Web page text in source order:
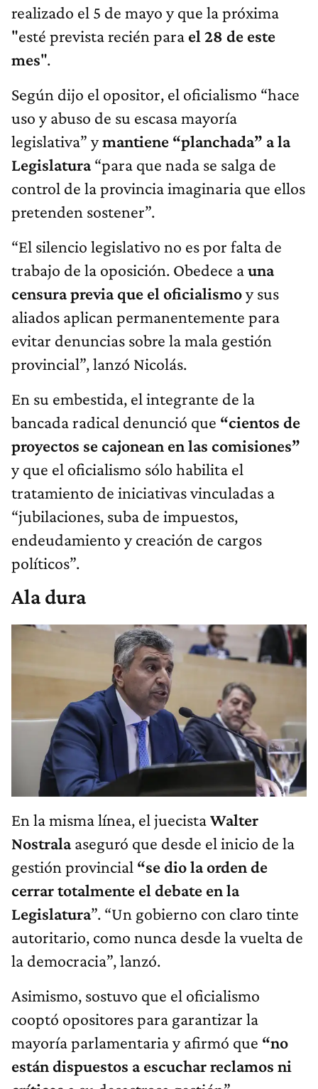
realizado el 5 de mayo y que la próxima
"esté prevista recién para el 28 de este
mes".
Según dijo el opositor, el oficialismo “hace
uso y abuso de su escasa mayoría
legislativa” ymantiene “planchada” a la
Legislatura“para que nada se salga de
control de la provincia imaginaria que ellos
pretenden sostener”.
“El silencio legislativo no es por falta de
trabajo de la oposición. Obedece auna
censura previa que el oficialismoy sus
aliados aplican permanentemente para
evitar denuncias sobre la mala gestión
provincial”, lanzó Nicolás.
En su embestida, el integrante de la
bancada radical denunció que “cientos de
proyectos se cajonean en las comisiones”
y que el oficialismo sólo habilita el
tratamiento de iniciativas vinculadas a
“jubilaciones, suba de impuestos,
endeudamiento y creación de cargos
políticos”.
Ala dura
En la misma línea, el juecistaWalter
Nostralaaseguró que desde el inicio de la
gestión provincial “se dio la orden de
cerrar totalmente el debate en la
Legislatura”. “Un gobierno con claro tinte
autoritario, como nunca desde la vuelta de
la democracia”, lanzó.
Asimismo, sostuvo que el oficialismo
cooptó opositores para garantizar la
mayoría parlamentaria y afirmó que “no
están dispuestos a escuchar reclamos ni